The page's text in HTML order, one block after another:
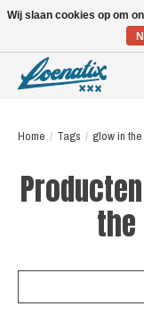
Home / Tags / glow in
Wij slaan cookies op om